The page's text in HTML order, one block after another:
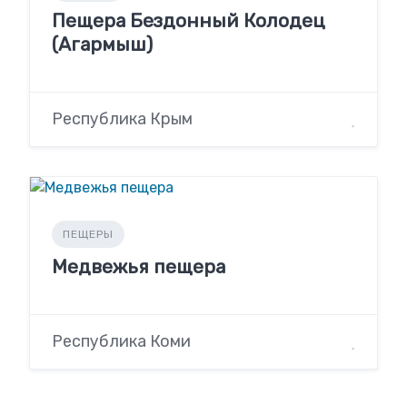
Пещера Бездонный Колодец
(Агармыш)
Республика Крым
ПЕЩЕРЫ
Медвежья пещера
Республика Коми